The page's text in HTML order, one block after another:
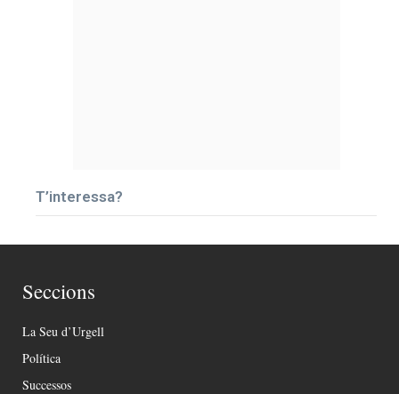
T’interessa?
Seccions
La Seu d’Urgell
Política
Successos